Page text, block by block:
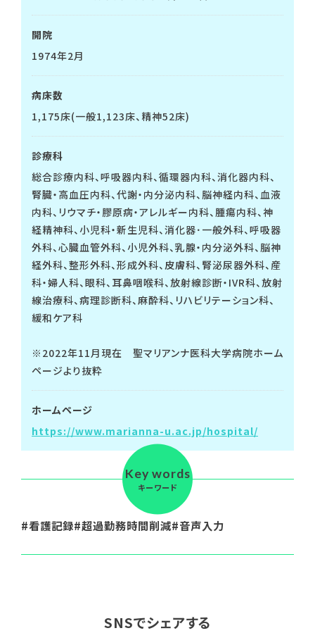
開院
1974年2月
病床数
1,175床(一般1,123床、精神52床)
診療科
総合診療内科、呼吸器内科、循環器内科、消化器内科、
腎臓・高血圧内科、代謝・内分泌内科、脳神経内科、血液
内科、リウマチ・膠原病・アレルギー内科、腫瘍内科、神
経精神科、小児科・新生児科、消化器･一般外科、呼吸器
外科、心臓血管外科、小児外科、乳腺・内分泌外科、脳神
経外科、整形外科、形成外科、皮膚科、腎泌尿器外科、産
科・婦人科、眼科、耳鼻咽喉科、放射線診断・IVR科、放射
線治療科、病理診断科、麻酔科、リハビリテーション科、
緩和ケア科
※2022年11月現在 聖マリアンナ医科大学病院ホーム
ページより抜粋
ホームページ
https://www.marianna-u.ac.jp/hospital/
Key words
キーワード
看護記録 超過勤務時間削減 音声入力
SNSでシェアする